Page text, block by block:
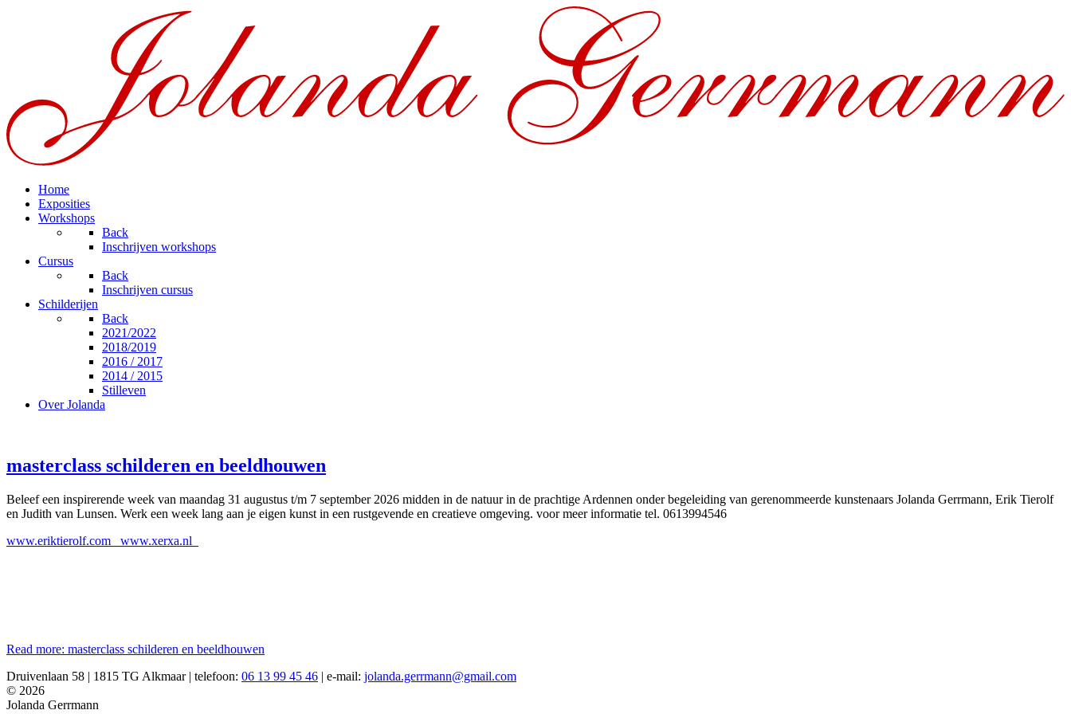
Home
Exposities
Workshops
Back
Inschrijven workshops
Cursus
Back
Inschrijven cursus
Schilderijen
Back
2021/2022
2018/2019
2016 / 2017
2014 / 2015
Stilleven
Over Jolanda
masterclass schilderen en beeldhouwen
Beleef een inspirerende week van maandag 31 augustus t/m 7 september 2026 midden in de natuur in de prachtige Ardennen onder begeleiding van gerenommeerde kunstenaars Jolanda Gerrmann, Erik Tierolf
en Judith van Lunsen. Werk een week lang aan je eigen kunst in een rustgevende en creatieve omgeving. voor meer informatie tel. 0613994546
www.eriktierolf.com www.xerxa.nl
Read more: masterclass schilderen en beeldhouwen
Druivenlaan 58 | 1815 TG Alkmaar | telefoon: 06 13 99 45 46 | e-mail: jolanda.gerrmann@gmail.com
© 2026
Jolanda Gerrmann